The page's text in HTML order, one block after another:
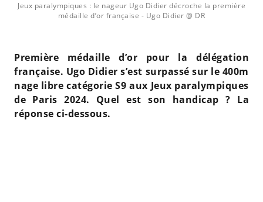
Jeux paralympiques : le nageur Ugo Didier décroche la première
médaille d’or française - Ugo Didier @ DR
Première médaille d’or pour la délégation
française. Ugo Didier s’est surpassé sur le 400m
nage libre catégorie S9 aux Jeux paralympiques
de Paris 2024. Quel est son handicap ? La
réponse ci-dessous.